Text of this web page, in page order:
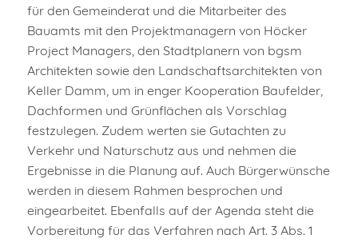
für den Gemeinderat und die Mitarbeiter des
Bauamts mit den Projektmanagern von Höcker
Project Managers, den Stadtplanern von bgsm
Architekten sowie den Landschaftsarchitekten von
Keller Damm, um in enger Kooperation Baufelder,
Dachformen und Grünflächen als Vorschlag
festzulegen. Zudem werten sie Gutachten zu
Verkehr und Naturschutz aus und nehmen die
Ergebnisse in die Planung auf. Auch Bürgerwünsche
werden in diesem Rahmen besprochen und
eingearbeitet. Ebenfalls auf der Agenda steht die
Vorbereitung für das Verfahren nach Art. 3 Abs. 1